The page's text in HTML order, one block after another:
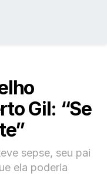
Gil: “Se
sepse, seu pai
ela poderia